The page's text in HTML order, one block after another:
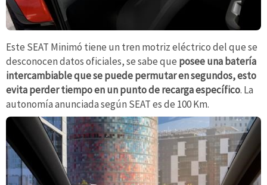
Este SEAT Minimó tiene un tren motriz eléctrico del que se
desconocen datos oficiales, se sabe que posee una batería
intercambiable que se puede permutar en segundos, esto
evita perder tiempo en un punto de recarga específico. La
autonomía anunciada según SEAT es de 100 Km.